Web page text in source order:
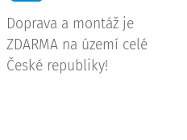
Doprava a montáž je
ZDARMA na území celé
České republiky!